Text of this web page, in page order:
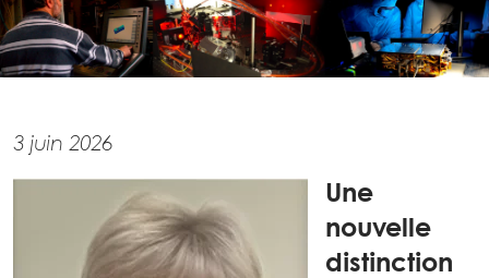
3 juin 2026
Une
nouvelle
distinction